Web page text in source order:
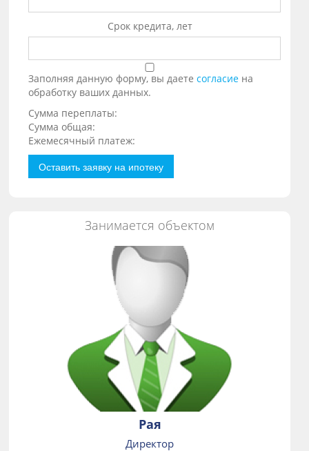
Срок кредита, лет
Заполняя данную форму, вы даетесогласие на
обработку ваших данных.
Сумма переплаты:
Сумма общая:
Ежемесячный платеж:
Оставить заявку на ипотеку
Занимается объектом
Рая
Директор